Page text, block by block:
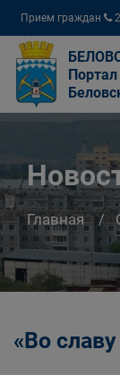
Прием граждан
04
Главная
«Во